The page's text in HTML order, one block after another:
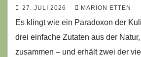
27. JULI 2026 MARION ETTEN
Es klingt wie ein Paradoxon der
drei einfache Zutaten aus der
zusammen – und erhält zwei der